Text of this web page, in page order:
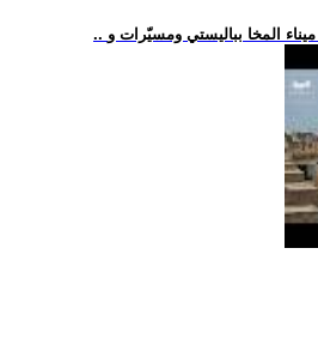
المخا بباليستي ومسيّرات و